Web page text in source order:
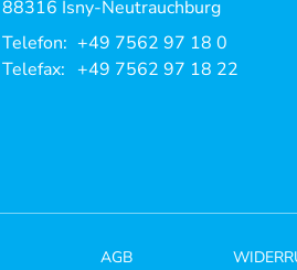
88316 Isny-Neutrauchburg
Telefon: +49 7562 97 18 0
Telefax: +49 7562 97 18 22
AGB